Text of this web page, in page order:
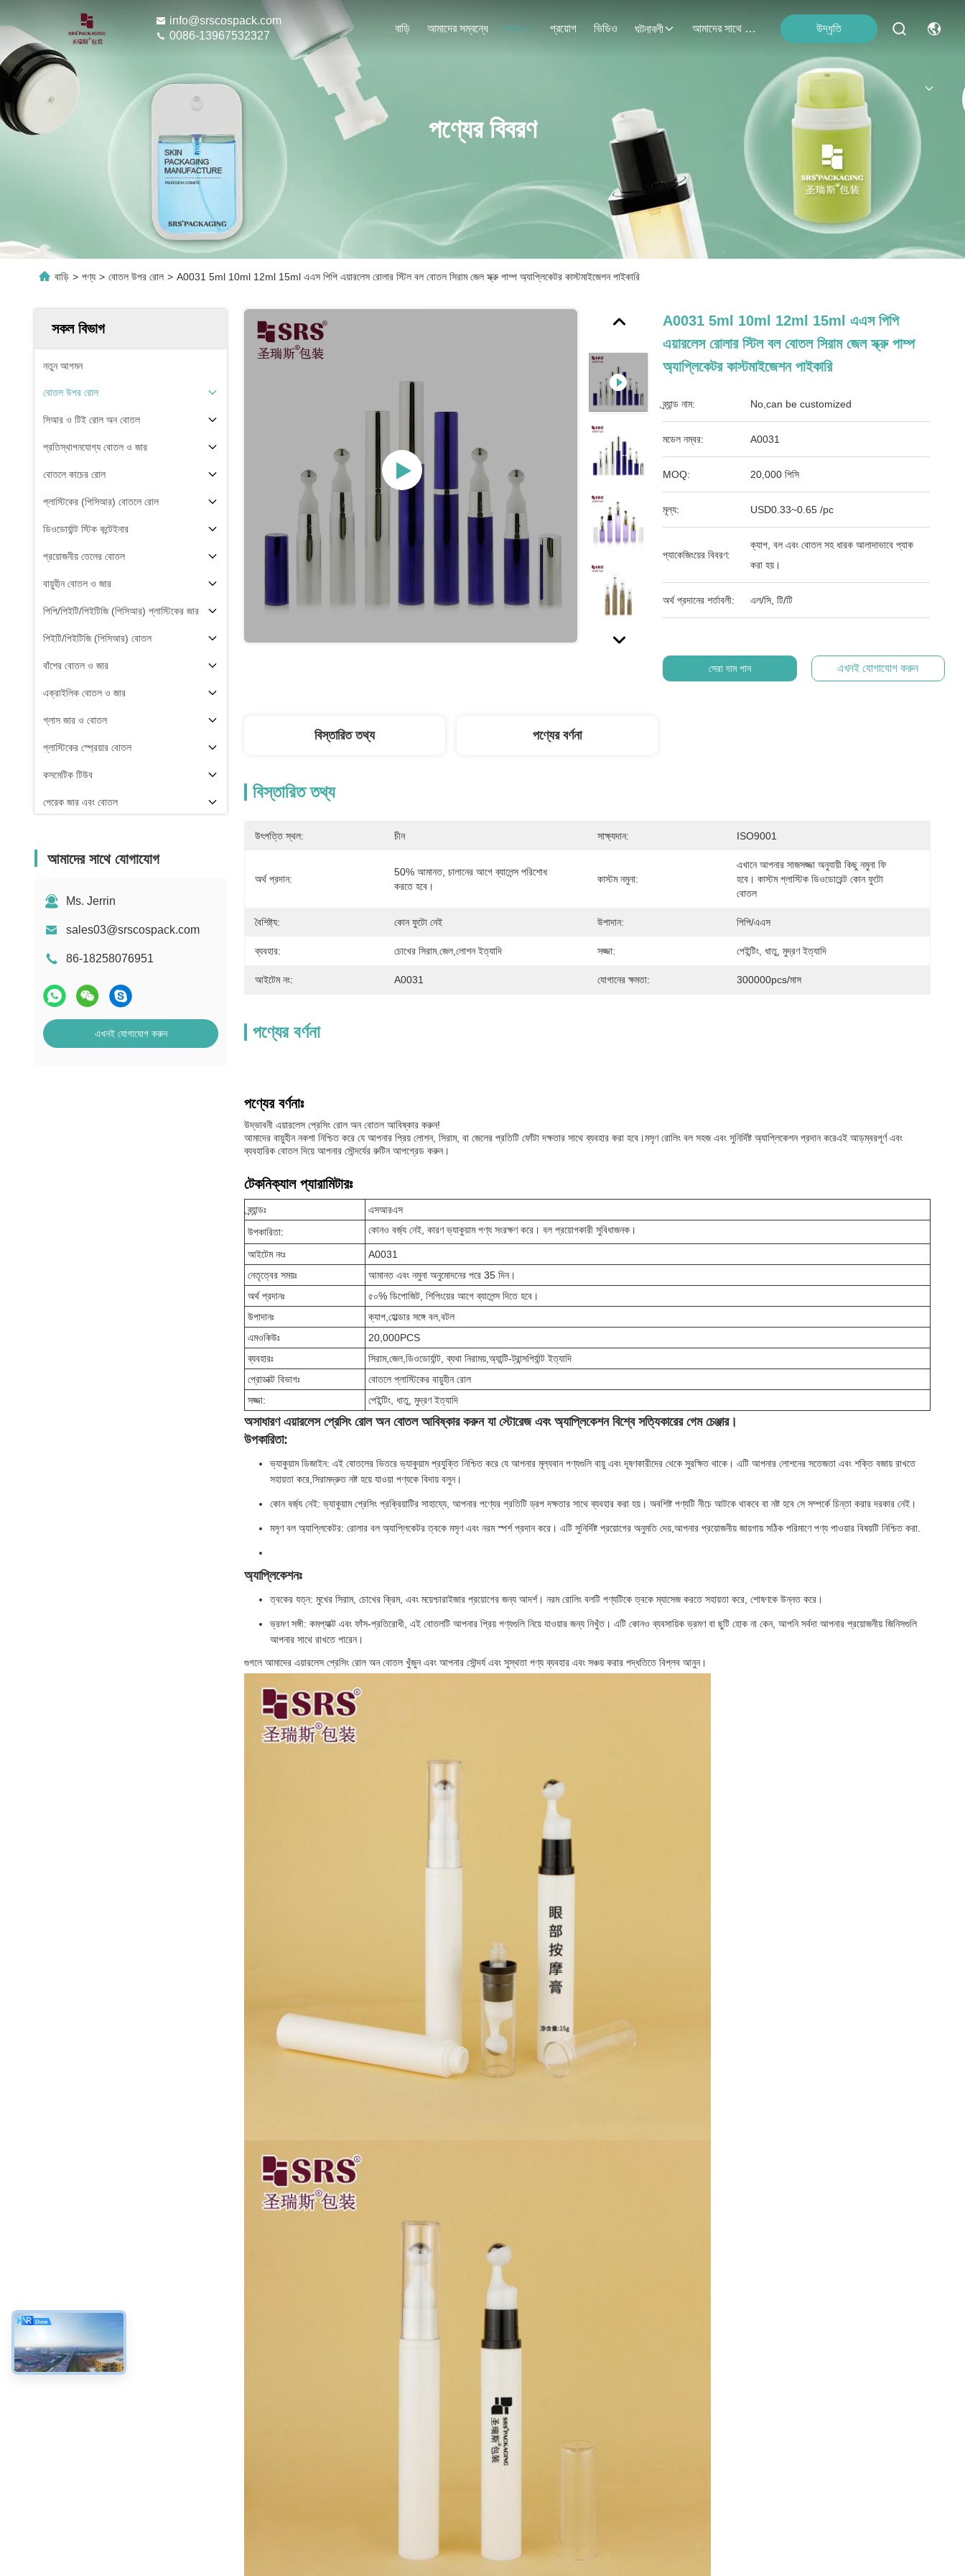
info@srscospack.com
0086-13967532327
বাড়ি আমাদের সম্বন্ধে পণ্য প্রয়োগ ভিডিও ঘটনাবলী আমাদের সাথে যোগাযোগ উদ্ধৃতি
পণ্যের বিবরণ
বাড়ি > পণ্য > বোতল উপর রোল > A0031 5ml 10ml 12ml 15ml এএস পিপি এয়ারলেস রোলার স্টিল বল বোতল সিরাম জেল স্ক্রু পাম্প অ্যাপ্লিকেটর কাস্টমাইজেশন পাইকারি
সকল বিভাগ
নতুন আগমন
বোতল উপর রোল
সিআর ও টিই রোল অন বোতল
প্রতিস্থাপনযোগ্য বোতল ও জার
বোতলে কাচের রোল
প্লাস্টিকের (পিসিআর) বোতলে রোল
ডিওডোর্যান্ট স্টিক কন্টেইনার
প্রয়োজনীয় তেলের বোতল
বায়ুহীন বোতল ও জার
পিপি/পিইটি/পিইটিজি (পিসিআর) প্লাস্টিকের জার
পিইটি/পিইটিজি (পিসিআর) বোতল
বাঁশের বোতল ও জার
এক্রাইলিক বোতল ও জার
গ্লাস জার ও বোতল
প্লাস্টিকের স্প্রেয়ার বোতল
কসমেটিক টিউব
পেরেক জার এবং বোতল
অন্যরা
আমাদের সাথে যোগাযোগ
Ms. Jerrin
sales03@srscospack.com
86-18258076951
এখনই যোগাযোগ করুন
A0031 5ml 10ml 12ml 15ml এএস পিপি
এয়ারলেস রোলার স্টিল বল বোতল সিরাম জেল স্ক্রু পাম্প
অ্যাপ্লিকেটর কাস্টমাইজেশন পাইকারি
ব্র্যান্ড নাম: No,can be customized
মডেল নম্বর: A0031
MOQ: 20,000 পিসি
মূল্য: USD0.33~0.65 /pc
প্যাকেজিংয়ের বিবরণ:
ক্যাপ, বল এবং বোতল সহ ধারক আলাদাভাবে প্যাক
করা হয়।
অর্থ প্রদানের শর্তাবলী: এল/সি, টি/টি
সেরা দাম পান এখনই যোগাযোগ করুন
বিস্তারিত তথ্য পণ্যের বর্ণনা
বিস্তারিত তথ্য
উৎপত্তি স্থল: চীন সাক্ষ্যদান: ISO9001
অর্থ প্রদান:
50% আমানত, চালানের আগে ব্যালেন্স পরিশোধ
করতে হবে।
কাস্টম নমুনা:
এখানে আপনার সাজসজ্জা অনুযায়ী কিছু নমুনা ফি
হবে। কাস্টম প্লাস্টিক ডিওডোরেন্ট কোন ফুটো
বোতল
বৈশিষ্ট্য: কোন ফুটো নেই উপাদান: পিপি/এএস
ব্যবহার: চোখের সিরাম.জেল,লোশন ইত্যাদি সজ্জা: পেইন্টিং, ধাতু, মুদ্রণ ইত্যাদি
আইটেম নং: A0031 যোগানের ক্ষমতা: 300000pcs/মাস
পণ্যের বর্ণনা
পণ্যের বর্ণনাঃ
উদ্ভাবনী এয়ারলেস প্রেসিং রোল অন বোতল আবিষ্কার করুন!
আমাদের বায়ুহীন নকশা নিশ্চিত করে যে আপনার প্রিয় লোশন, সিরাম, বা জেলের প্রতিটি ফোঁটা দক্ষতার সাথে ব্যবহার করা হবে।মসৃণ রোলিং বল সহজ এবং সুনির্দিষ্ট অ্যাপ্লিকেশন প্রদান করেএই আড়ম্বরপূর্ণ এবং
ব্যবহারিক বোতল দিয়ে আপনার সৌন্দর্যের রুটিন আপগ্রেড করুন।
টেকনিক্যাল প্যারামিটারঃ
ব্র্যান্ডঃ
এসআরএস
উপকারিতা:
কোনও বর্জ্য নেই, কারণ ভ্যাকুয়াম পণ্য সংরক্ষণ করে। বল প্রয়োগকারী সুবিধাজনক।
আইটেম নংঃ
A0031
নেতৃত্বের সময়ঃ
আমানত এবং নমুনা অনুমোদনের পরে 35 দিন।
অর্থ প্রদানঃ
৫০% ডিপোজিট, শিপিংয়ের আগে ব্যালেন্স দিতে হবে।
উপাদানঃ
ক্যাপ,হোল্ডার সঙ্গে বল,বটল
এমওকিউঃ
20,000PCS
ব্যবহারঃ
সিরাম,জেল,ডিওডোর্যান্ট, ব্যথা নিরাময়,অ্যান্টি-ট্রান্সপির্যান্ট ইত্যাদি
প্রোডাক্ট বিভাগঃ
বোতলে প্লাস্টিকের বায়ুহীন রোল
সজ্জা:
পেইন্টিং, ধাতু, মুদ্রণ ইত্যাদি
অসাধারণ এয়ারলেস প্রেসিং রোল অন বোতল আবিষ্কার করুন যা স্টোরেজ এবং অ্যাপ্লিকেশন বিশ্বে সত্যিকারের গেম চেঞ্জার।
উপকারিতা:
ভ্যাকুয়াম ডিজাইন: এই বোতলের ভিতরে ভ্যাকুয়াম প্রযুক্তি নিশ্চিত করে যে আপনার মূল্যবান পণ্যগুলি বায়ু এবং দূষণকারীদের থেকে সুরক্ষিত থাকে। এটি আপনার লোশনের সতেজতা এবং শক্তি বজায় রাখতে
সহায়তা করে,সিরামদ্রুত নষ্ট হয়ে যাওয়া পণ্যকে বিদায় বলুন।
কোন বর্জ্য নেই: ভ্যাকুয়াম প্রেসিং প্রক্রিয়াটির সাহায্যে, আপনার পণ্যের প্রতিটি ড্রপ দক্ষতার সাথে ব্যবহার করা হয়। অবশিষ্ট পণ্যটি নীচে আটকে থাকবে বা নষ্ট হবে সে সম্পর্কে চিন্তা করার দরকার নেই।
মসৃণ বল অ্যাপ্লিকেটর: রোলার বল অ্যাপ্লিকেটর ত্বকে মসৃণ এবং নরম স্পর্শ প্রদান করে। এটি সুনির্দিষ্ট প্রয়োগের অনুমতি দেয়,আপনার প্রয়োজনীয় জায়গায় সঠিক পরিমাণে পণ্য পাওয়ার বিষয়টি নিশ্চিত করা.
অ্যাপ্লিকেশনঃ
ত্বকের যত্ন: মুখের সিরাম, চোখের ক্রিম, এবং ময়েশ্চারাইজার প্রয়োগের জন্য আদর্শ। নরম রোলিং বলটি পণ্যটিকে ত্বকে ম্যাসেজ করতে সহায়তা করে, শোষণকে উন্নত করে।
ভ্রমণ সঙ্গী: কমপ্যাক্ট এবং ফাঁস-প্রতিরোধী, এই বোতলটি আপনার প্রিয় পণ্যগুলি নিয়ে যাওয়ার জন্য নিখুঁত। এটি কোনও ব্যবসায়িক ভ্রমণ বা ছুটি হোক না কেন, আপনি সর্বদা আপনার প্রয়োজনীয় জিনিসগুলি
আপনার সাথে রাখতে পারেন।
গুগলে আমাদের এয়ারলেস প্রেসিং রোল অন বোতল খুঁজুন এবং আপনার সৌন্দর্য এবং সুস্থতা পণ্য ব্যবহার এবং সঞ্চয় করার পদ্ধতিতে বিপ্লব আনুন।